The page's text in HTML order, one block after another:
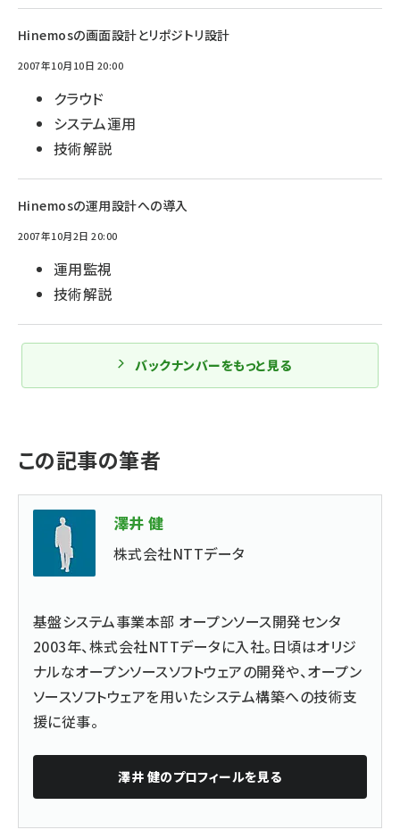
Hinemosの画面設計とリポジトリ設計
2007年10月10日 20:00
クラウド
システム運用
技術解説
Hinemosの運用設計への導入
2007年10月2日 20:00
運用監視
技術解説
バックナンバーをもっと見る
この記事の筆者
澤井 健
株式会社NTTデータ
基盤システム事業本部 オープンソース開発センタ
2003年、株式会社NTTデータに入社。日頃はオリジ
ナルなオープンソースソフトウェアの開発や、オープン
ソースソフトウェアを用いたシステム構築への技術支
援に従事。
澤井 健のプロフィールを見る